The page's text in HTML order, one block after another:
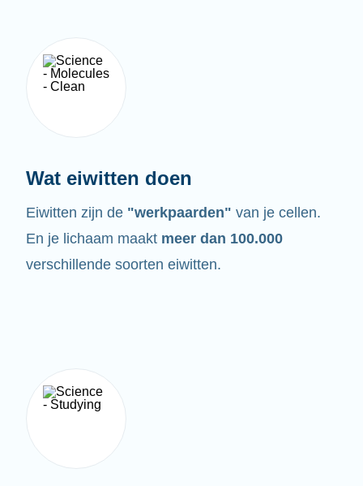
Wat eiwitten doen
Eiwitten zijn de "werkpaarden" van je cellen.
En je lichaam maakt meer dan 100.000
verschillende soorten eiwitten.